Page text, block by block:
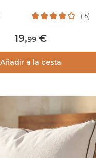
(15)
19,99
Añadir a la cesta